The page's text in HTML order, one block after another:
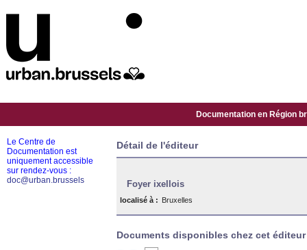
Documentation en Région
Détail de l'éditeur
Foyer ixellois
localisé à : Bruxelles
Documents disponibles chez cet éditeur
Le Centre de
Documentation est
uniquement accessible
sur rendez-vous :
doc@urban.brussels